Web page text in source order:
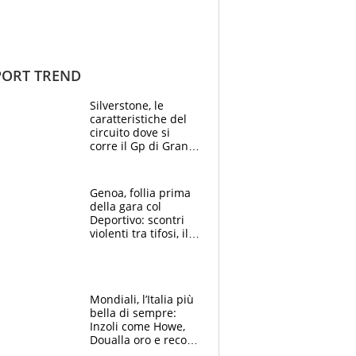
TREND
Silverstone, le
caratteristiche del
circuito dove si
corre il Gp di Gran
Genoa, follia prima
della gara col
Deportivo: scontri
violenti tra tifosi, il
Mondiali, l’Italia più
bella di sempre:
Inzoli come Howe,
Doualla oro e record